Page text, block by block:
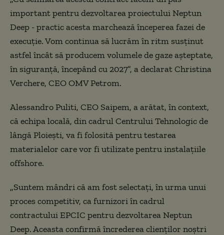
important pentru dezvoltarea proiectului Neptun
Deep - practic acesta marchează începerea fazei de
execuţie. Vom continua să lucrăm în ritm susţinut
astfel încât să producem volumele de gaze aşteptate,
în siguranţă, începând cu 2027”, a declarat Christina
Verchere, CEO OMV Petrom.
Alessandro Puliti, CEO Saipem, a arătat, în context,
că echipa locală, din cadrul Centrului Tehnologic de
lângă Ploieşti, va fi folosită pentru testarea
materialelor care vor fi utilizate pentru instalaţiile
offshore.
„Suntem mândri că am fost selectaţi, în urma unui
proces competitiv, ca furnizori în cadrul
contractului EPCIC pentru dezvoltarea Neptun
Deep. Aceasta confirmă încrederea clienţilor noştri